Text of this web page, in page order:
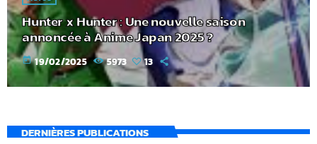
Hunter x Hunter : Une nouvelle saison
annoncée à Anime Japan 2025 ?
today 19/02/2025 5973 13
DERNIÈRES PUBLICATIONS